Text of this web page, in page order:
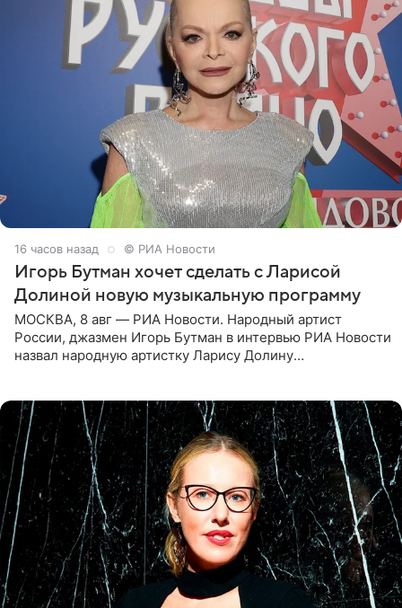
16 часов назад © РИА Новости
Игорь Бутман хочет сделать с Ларисой
Долиной новую музыкальную программу
МОСКВА, 8 авг — РИА Новости. Народный артист
России, джазмен Игорь Бутман в интервью РИА Новости
назвал народную артистку Ларису Долину